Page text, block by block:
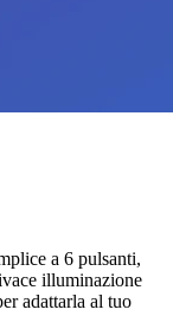
a 6 pulsanti,
illuminazione
adattarla al tuo